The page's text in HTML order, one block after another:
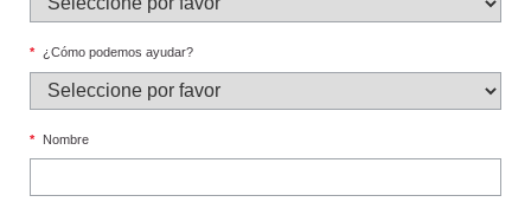
* ¿Cómo podemos ayudar?
* Nombre